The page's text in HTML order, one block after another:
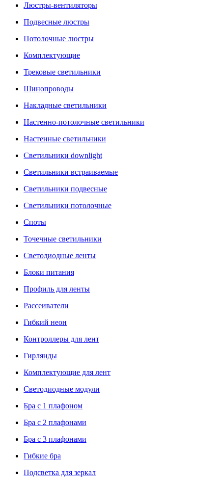
Люстры-вентиляторы
Подвесные люстры
Потолочные люстры
Комплектующие
Трековые светильники
Шинопроводы
Накладные светильники
Настенно-потолочные светильники
Настенные светильники
Светильники downlight
Светильники встраиваемые
Светильники подвесные
Светильники потолочные
Споты
Точечные светильники
Светодиодные ленты
Блоки питания
Профиль для ленты
Рассеиватели
Гибкий неон
Контроллеры для лент
Гирлянды
Комплектующие для лент
Светодиодные модули
Бра с 1 плафоном
Бра с 2 плафонами
Бра с 3 плафонами
Гибкие бра
Подсветка для зеркал